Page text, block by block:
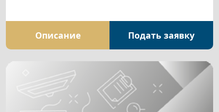
Описание Подать заявку